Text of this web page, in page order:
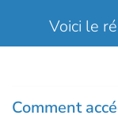
Voici le
Comment